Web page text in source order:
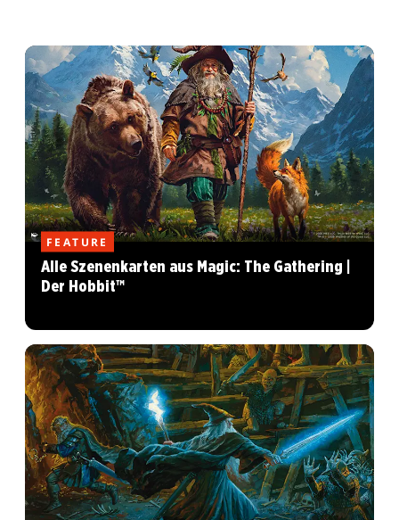
FEATURE
Alle Szenenkarten aus Magic: The Gathering |
Der Hobbit™